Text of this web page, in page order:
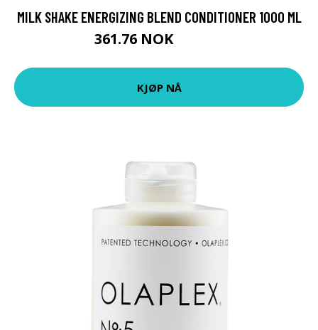
MILK SHAKE ENERGIZING BLEND CONDITIONER 1000 ML
361.76 NOK
KJØP NÅ